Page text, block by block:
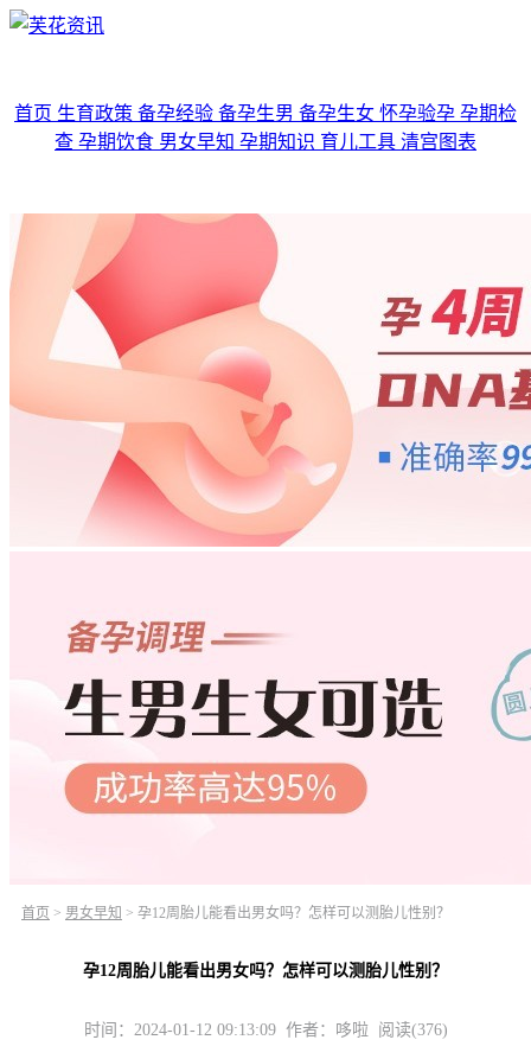
首页 生育政策 备孕经验 备孕生男 备孕生女 怀孕验孕 孕期检
查 孕期饮食 男女早知 孕期知识 育儿工具 清宫图表
首页 > 男女早知 > 孕12周胎儿能看出男女吗？怎样可以测胎儿性别？
孕12周胎儿能看出男女吗？怎样可以测胎儿性别？
时间：2024-01-12 09:13:09 作者：哆啦 阅读(376)